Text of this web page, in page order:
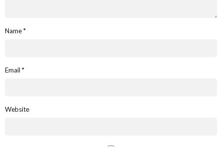
Name*
Email *
Website